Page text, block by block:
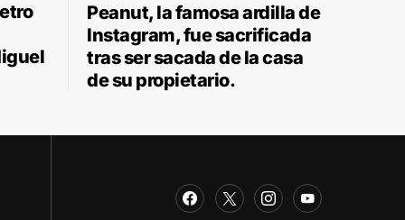
Peanut, la famosa ardilla de
Instagram, fue sacrificada
tras ser sacada de la casa
de su propietario.